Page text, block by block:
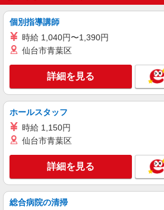
≪郡山市≫夜勤なし！
時給1350円〜2062
通費全支給(ガソリン代
派遣社員
株式会社kotrio /●SD-H-2066281
≪郡山市≫日勤のみ
時給1350円〜2062
通費全支給(ガソリン代
福島県郡山市
個別指導講師
時給 1,040円〜1,390円
仙台市青葉区
詳細を見る
ホールスタッフ
時給 1,150円
仙台市青葉区
詳細を見る
総合病院の清掃